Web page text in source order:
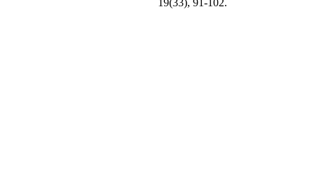
19(33), 91-102.